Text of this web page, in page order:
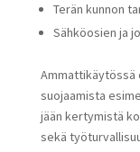
Terän kunnon
Sähköosien ja
Ammattikäytössä
suojaamista
jään kertymistä
sekä